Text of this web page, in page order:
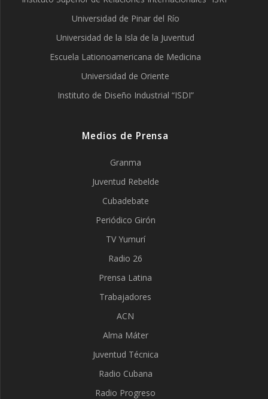
Universidad de Pinar del Río
Universidad de la Isla de la Juventud
Escuela Lationoamericana de Medicina
Universidad de Oriente
Instituto de Diseño Industrial “ISDI”
Medios de Prensa
Granma
Juventud Rebelde
Cubadebate
Periódico Girón
TV Yumurí
Radio 26
Prensa Latina
Trabajadores
ACN
Alma Máter
Juventud Técnica
Radio Cubana
Radio Progreso